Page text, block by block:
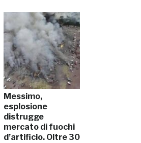
Messimo,
esplosione
distrugge
mercato di fuochi
d’artificio. Oltre 30